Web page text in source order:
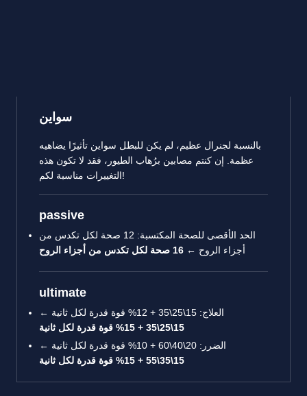
سواين
بالنسبة لجنرال عظيم، لم يكن للبطل سواين تأثيرًا يضاهيه
عظمة. إن كنتم مصابين برُهاب الطيور، فقد لا تكون هذه
التغييرات مناسبة لكم!
passive
الحد الأقصى للصحة المكتسبة: 12 صحة لكل تكدس من
أجزاء الروح ←
ultimate
العلاج: 15\25\35 + 12% قوة قدرة لكل ثانية ←
15\25\35 + 15% قوة قدرة لكل ثانية
الضرر: 20\40\60 + 10% قوة قدرة لكل ثانية ←
15\35\55 + 15% قوة قدرة لكل ثانية